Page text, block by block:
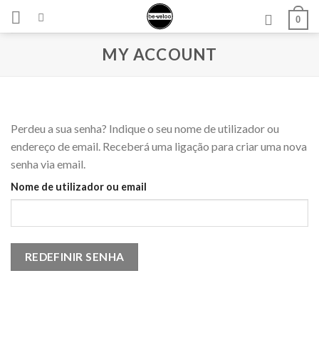
Skip
0
MY ACCOUNT
Perdeu a sua senha? Indique o seu nome de utilizador ou
endereço de email. Receberá uma ligação para criar uma nova
senha via email.
Nome de utilizador ou email
REDEFINIR SENHA